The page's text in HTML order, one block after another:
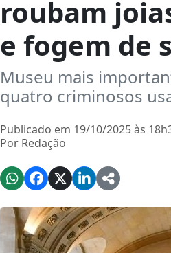
roubam
e fogem de
Museu mais
quatro criminosos
Publicado em 19/10/2025 às
Por Redação